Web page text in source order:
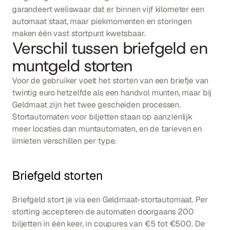
garandeert weliswaar dat er binnen vijf kilometer een
automaat staat, maar piekmomenten en storingen
maken één vast stortpunt kwetsbaar.
Verschil tussen briefgeld en
muntgeld storten
Voor de gebruiker voelt het storten van een briefje van
twintig euro hetzelfde als een handvol munten, maar bij
Geldmaat zijn het twee gescheiden processen.
Stortautomaten voor biljetten staan op aanzienlijk
meer locaties dan muntautomaten, en de tarieven en
limieten verschillen per type.
Briefgeld storten
Briefgeld stort je via een Geldmaat-stortautomaat. Per
storting accepteren de automaten doorgaans 200
biljetten in één keer, in coupures van €5 tot €500. De